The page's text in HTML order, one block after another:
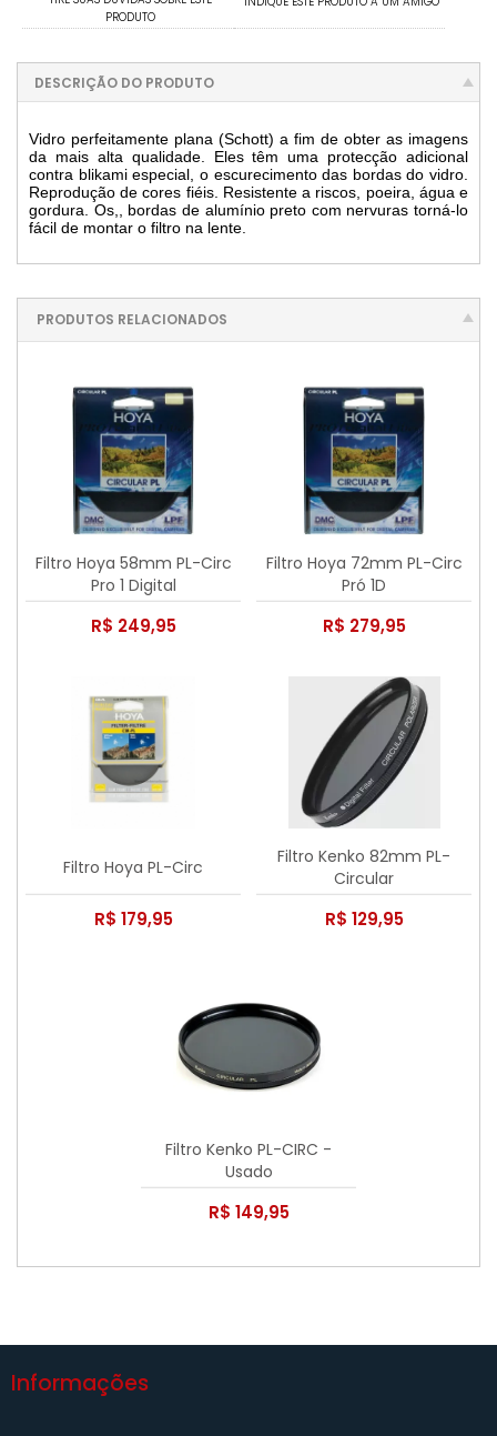
PRODUTO
DESCRIÇÃO DO PRODUTO
Vidro perfeitamente plana (Schott) a fim de obter as imagens
da mais alta qualidade. Eles têm uma protecção adicional
contra blikami especial, o escurecimento das bordas do vidro.
Reprodução de cores fiéis. Resistente a riscos, poeira, água e
gordura. Os,, bordas de alumínio preto com nervuras torná-lo
fácil de montar o filtro na lente.
PRODUTOS RELACIONADOS
Filtro Hoya 58mm PL-Circ
Pro 1 Digital
R$ 249,95
Filtro Hoya 72mm PL-Circ
Pró 1D
R$ 279,95
Filtro Hoya PL-Circ
R$ 179,95
Filtro Kenko 82mm PL-
Circular
R$ 129,95
Filtro Kenko PL-CIRC -
Usado
R$ 149,95
Informações